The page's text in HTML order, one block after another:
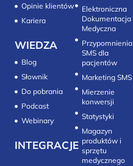
Opinie klientów
Kariera
WIEDZA
Blog
Słownik
Do pobrania
Podcast
Webinary
INTEGRACJE
Elektroniczna
Dokumentacja
Medyczna
Przypomnienia
SMS dla
pacjentów
Marketing SMS
Mierzenie
konwersji‎
Statystyki
Magazyn
produktów i
sprzętu
medycznego